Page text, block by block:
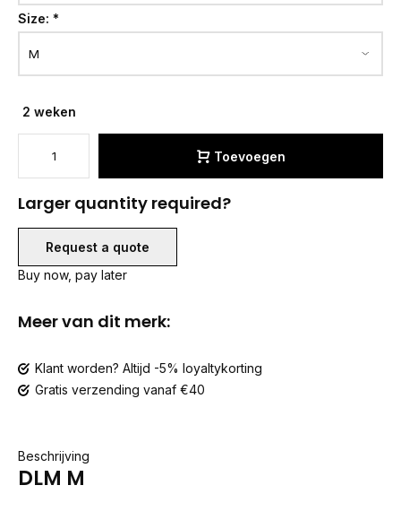
Size: *
2 weken
Toevoegen
Larger quantity required?
Request a quote
Buy now, pay later
Meer van dit merk:
Klant worden? Altijd -5% loyaltykorting
Gratis verzending vanaf €40
Beschrijving
DLM M